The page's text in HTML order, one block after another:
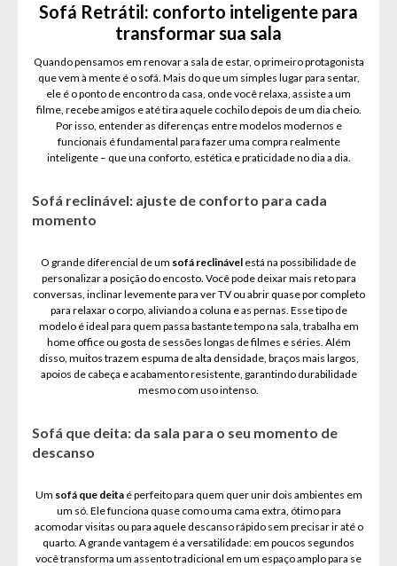
Sofá Retrátil: conforto inteligente para
transformar sua sala
Quando pensamos em renovar a sala de estar, o primeiro protagonista
que vem à mente é o sofá. Mais do que um simples lugar para sentar,
ele é o ponto de encontro da casa, onde você relaxa, assiste a um
filme, recebe amigos e até tira aquele cochilo depois de um dia cheio.
Por isso, entender as diferenças entre modelos modernos e
funcionais é fundamental para fazer uma compra realmente
inteligente – que una conforto, estética e praticidade no dia a dia.
Sofá reclinável: ajuste de conforto para cada
momento
O grande diferencial de um sofá reclinável está na possibilidade de
personalizar a posição do encosto. Você pode deixar mais reto para
conversas, inclinar levemente para ver TV ou abrir quase por completo
para relaxar o corpo, aliviando a coluna e as pernas. Esse tipo de
modelo é ideal para quem passa bastante tempo na sala, trabalha em
home office ou gosta de sessões longas de filmes e séries. Além
disso, muitos trazem espuma de alta densidade, braços mais largos,
apoios de cabeça e acabamento resistente, garantindo durabilidade
mesmo com uso intenso.
Sofá que deita: da sala para o seu momento de
descanso
Um sofá que deitaé perfeito para quem quer unir dois ambientes em
um só. Ele funciona quase como uma cama extra, ótimo para
acomodar visitas ou para aquele descanso rápido sem precisar ir até o
quarto. A grande vantagem é a versatilidade: em poucos segundos
você transforma um assento tradicional em um espaço amplo para se